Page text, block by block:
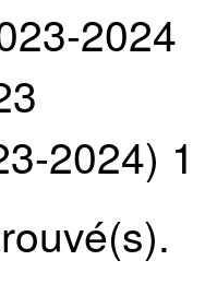
2024
2024) 1